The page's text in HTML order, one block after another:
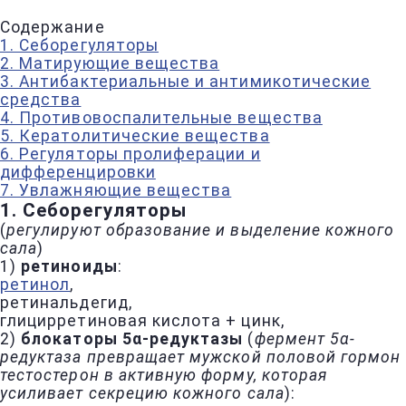
Содержание
1. Себорегуляторы
2. Матирующие вещества
3. Антибактериальные и антимикотические
средства
4. Противовоспалительные вещества
5. Кератолитические вещества
6. Регуляторы пролиферации и
дифференцировки
7. Увлажняющие вещества
1. Себорегуляторы
(регулируют образование и выделение кожного
сала)
1) ретиноиды:
ретинол,
ретинальдегид,
глицирретиновая кислота + цинк,
2) блокаторы 5α-редуктазы (фермент 5α-
редуктаза превращает мужской половой гормон
тестостерон в активную форму, которая
усиливает секрецию кожного сала):